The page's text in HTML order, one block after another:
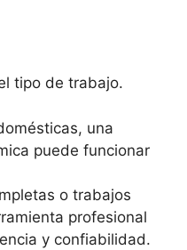
tipo de trabajo.
una
puede funcionar
o trabajos
profesional
y confiabilidad.